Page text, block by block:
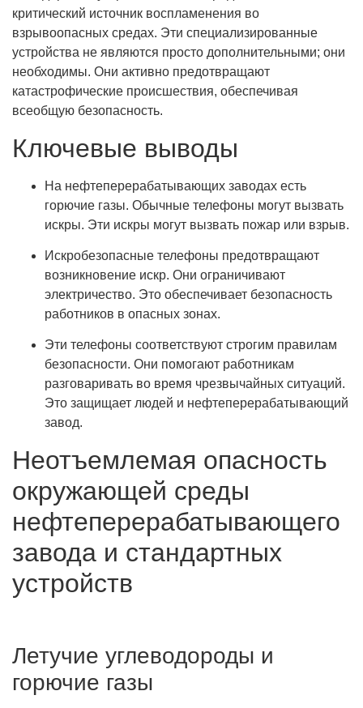
критический источник воспламенения во
взрывоопасных средах. Эти специализированные
устройства не являются просто дополнительными; они
необходимы. Они активно предотвращают
катастрофические происшествия, обеспечивая
всеобщую безопасность.
Ключевые выводы
На нефтеперерабатывающих заводах есть
горючие газы. Обычные телефоны могут вызвать
искры. Эти искры могут вызвать пожар или взрыв.
Искробезопасные телефоны предотвращают
возникновение искр. Они ограничивают
электричество. Это обеспечивает безопасность
работников в опасных зонах.
Эти телефоны соответствуют строгим правилам
безопасности. Они помогают работникам
разговаривать во время чрезвычайных ситуаций.
Это защищает людей и нефтеперерабатывающий
завод.
Неотъемлемая опасность
окружающей среды
нефтеперерабатывающего
завода и стандартных
устройств
Летучие углеводороды и
горючие газы